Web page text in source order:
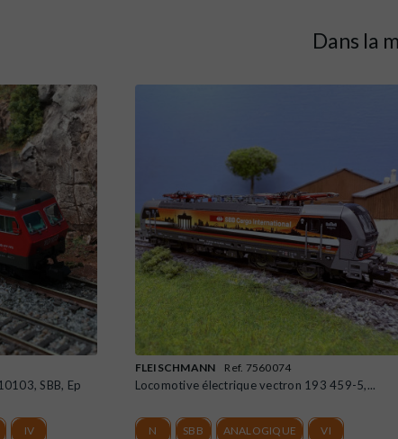
Dans la
SBB, Ep
IV
FLEISCHMANN Ref. 7560074
Locomotive électrique vectron 193 459-5,...
N SBB ANALOGIQUE VI